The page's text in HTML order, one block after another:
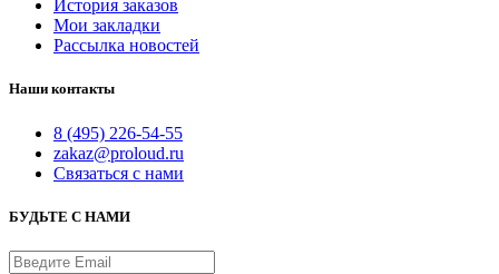
История заказов
Мои закладки
Рассылка новостей
Наши контакты
8 (495) 226-54-55
zakaz@proloud.ru
Связаться с нами
БУДЬТЕ С НАМИ